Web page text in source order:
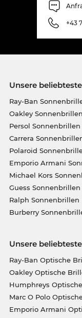
+43
Unsere
Ray-Ban
Oakley Sonnenbrillen
Persol Sonnenbrillen
Carrera
Polaroid
Emporio Armani
Michael Kors
Guess Sonnenbrillen
Ralph Sonnenbrillen
Burberry
Unsere
Ray-Ban Optische
Oakley Optische
Humphreys
Marc O Polo
Emporio Armani